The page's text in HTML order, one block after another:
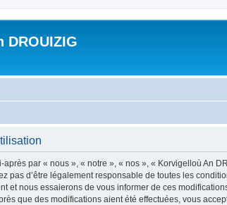
DROUIZIG
par « nous », « notre », « nos », « Korvigelloù An
pas d’être légalement responsable de toutes les
et nous essaierons de vous informer de ces
que des modifications aient été effectuées, vous